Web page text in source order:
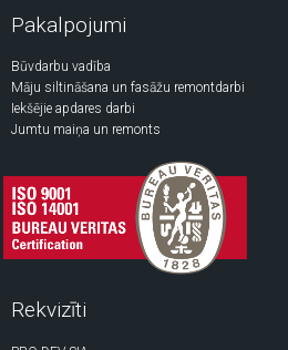
Pakalpojumi
Būvdarbu vadība
Māju siltināšana un fasāžu remontdarbi
Iekšējie apdares darbi
Jumtu maiņa un remonts
Rekvizīti